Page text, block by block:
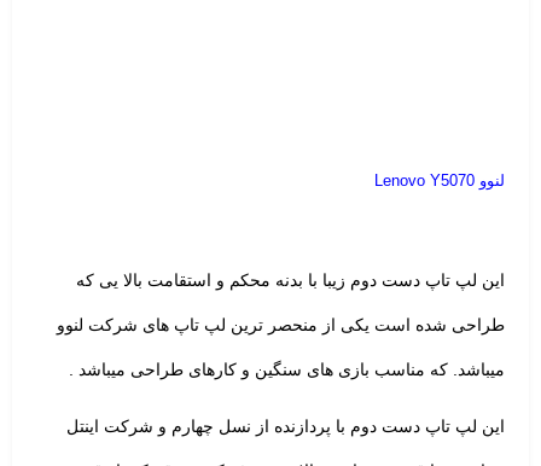
لنوو Lenovo Y5070
این لپ تاپ دست دوم زیبا با بدنه محکم و استقامت بالا یی که
طراحی شده است یکی از منحصر ترین لپ تاپ های شرکت لنوو
میباشد. که مناسب بازی های سنگین و کارهای طراحی میباشد .
این لپ تاپ دست دوم با پردازنده از نسل چهارم و شرکت اینتل